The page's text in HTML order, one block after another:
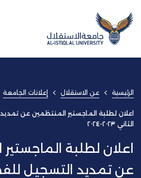
الرئيسية عن الاستقلال إعلانات الجامعة
اعلان لطلبة الماجستير المنتظمين عن
الثاني ٢٠٢٣-٢٠٢٤
اعلان لطلبة
عن تمديد التسجيل